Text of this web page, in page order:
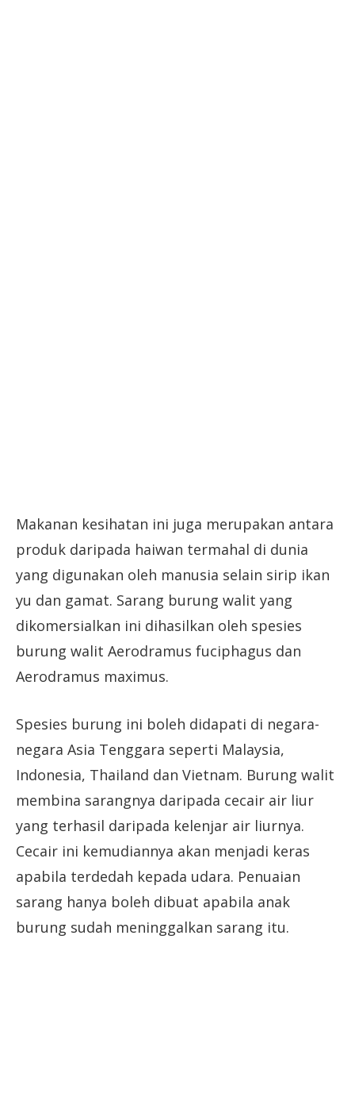
Makanan kesihatan ini juga merupakan antara
produk daripada haiwan termahal di dunia
yang digunakan oleh manusia selain sirip ikan
yu dan gamat. Sarang burung walit yang
dikomersialkan ini dihasilkan oleh spesies
burung walit Aerodramus fuciphagus dan
Aerodramus maximus.
Spesies burung ini boleh didapati di negara-
negara Asia Tenggara seperti Malaysia,
Indonesia, Thailand dan Vietnam. Burung walit
membina sarangnya daripada cecair air liur
yang terhasil daripada kelenjar air liurnya.
Cecair ini kemudiannya akan menjadi keras
apabila terdedah kepada udara. Penuaian
sarang hanya boleh dibuat apabila anak
burung sudah meninggalkan sarang itu.